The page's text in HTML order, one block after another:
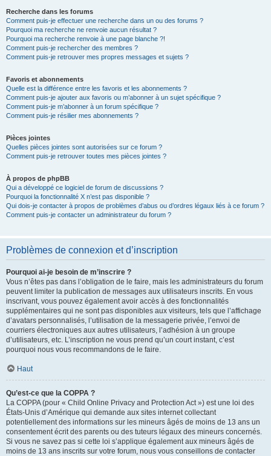
Recherche dans les forums
Comment puis-je effectuer une recherche dans un ou des forums ?
Pourquoi ma recherche ne renvoie aucun résultat ?
Pourquoi ma recherche renvoie à une page blanche ?!
Comment puis-je rechercher des membres ?
Comment puis-je retrouver mes propres messages et sujets ?
Favoris et abonnements
Quelle est la différence entre les favoris et les abonnements ?
Comment puis-je ajouter aux favoris ou m’abonner à un sujet spécifique ?
Comment puis-je m’abonner à un forum spécifique ?
Comment puis-je résilier mes abonnements ?
Pièces jointes
Quelles pièces jointes sont autorisées sur ce forum ?
Comment puis-je retrouver toutes mes pièces jointes ?
À propos de phpBB
Qui a développé ce logiciel de forum de discussions ?
Pourquoi la fonctionnalité X n’est pas disponible ?
Qui dois-je contacter à propos de problèmes d’abus ou d’ordres légaux liés à ce forum ?
Comment puis-je contacter un administrateur du forum ?
Problèmes de connexion et d’inscription
Pourquoi ai-je besoin de m’inscrire ?
Vous n’êtes pas dans l’obligation de le faire, mais les administrateurs du forum
peuvent limiter la publication de messages aux utilisateurs inscrits. En vous
inscrivant, vous pouvez également avoir accès à des fonctionnalités
supplémentaires qui ne sont pas disponibles aux visiteurs, tels que l’affichage
d’avatars personnalisés, l’utilisation de la messagerie privée, l’envoi de
courriers électroniques aux autres utilisateurs, l’adhésion à un groupe
d’utilisateurs, etc. L’inscription ne vous prend qu’un court instant, c’est
pourquoi nous vous recommandons de le faire.
Haut
Qu’est-ce que la COPPA ?
La COPPA (pour « Child Online Privacy and Protection Act ») est une loi des
États-Unis d’Amérique qui demande aux sites internet collectant
potentiellement des informations sur les mineurs âgés de moins de 13 ans un
consentement écrit des parents ou des tuteurs légaux des mineurs concernés.
Si vous ne savez pas si cette loi s’applique également aux mineurs âgés de
moins de 13 ans inscrits sur votre forum, nous vous conseillons de contacter